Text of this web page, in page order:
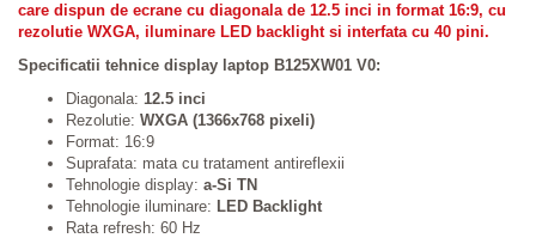
care dispun de ecrane cu diagonala de 12.5 inci in format 16:9, cu
rezolutie WXGA, iluminare LED backlight si interfata cu 40 pini.
Specificatii tehnice display laptop B125XW01 V0:
Diagonala: 12.5 inci
Rezolutie: WXGA (1366x768 pixeli)
Format: 16:9
Suprafata: mata cu tratament antireflexii
Tehnologie display: a-Si TN
Tehnologie iluminare: LED Backlight
Rata refresh: 60 Hz